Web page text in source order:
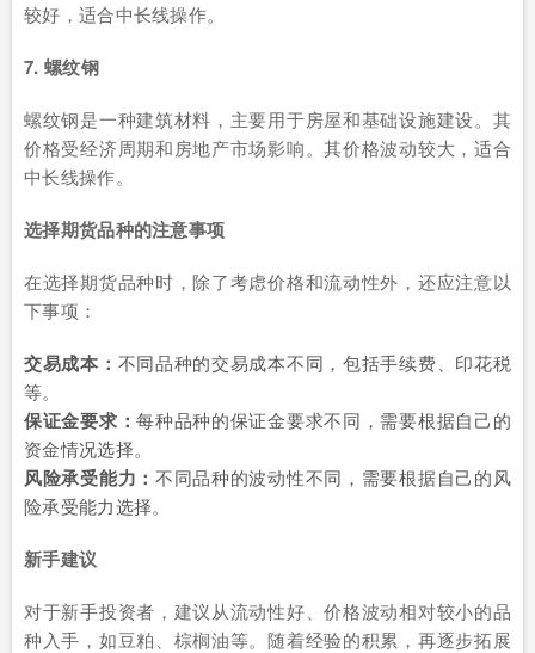
较好，适合中长线操作。
7. 螺纹钢
螺纹钢是一种建筑材料，主要用于房屋和基础设施建设。其
价格受经济周期和房地产市场影响。其价格波动较大，适合
中长线操作。
选择期货品种的注意事项
在选择期货品种时，除了考虑价格和流动性外，还应注意以
下事项：
交易成本： 不同品种的交易成本不同，包括手续费、印花税
等。
保证金要求：每种品种的保证金要求不同，需要根据自己的
资金情况选择。
风险承受能力： 不同品种的波动性不同，需要根据自己的风
险承受能力选择。
新手建议
对于新手投资者，建议从流动性好、价格波动相对较小的品
种入手，如豆粕、棕榈油等。随着经验的积累，再逐步拓展